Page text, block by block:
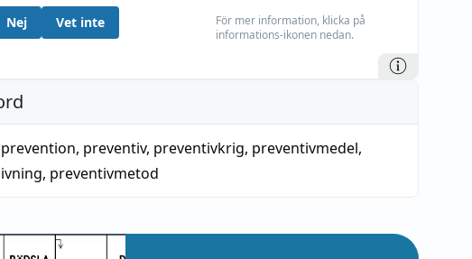
Nej Vet inte
För mer information, klicka på
informations-ikonen nedan.
prevention, preventiv, preventivkrig, preventivmedel,
, preventivmetod